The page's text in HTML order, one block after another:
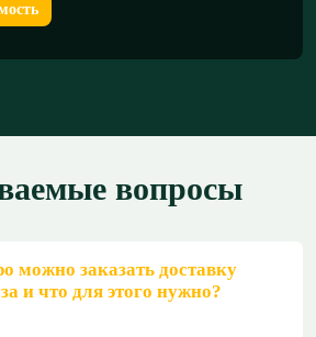
вопросы
можно заказать доставку
и что для этого нужно?